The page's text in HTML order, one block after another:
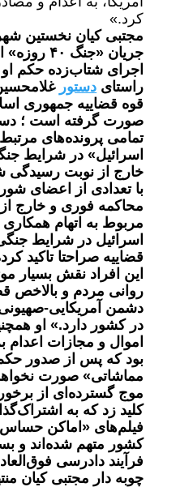
کرد.»
مجتبی کیان نخستین
جریان
اجرای شتاب‌زده حکم او
راستای دستور
صورت گرفته است ؛
تمامی پرونده‌های
اسرائیل» در شرایط
خارج از نوبت رسیدگی
با تعدادی از اعضای
محاکمه فوری و خارج
مربوط به اتهام همکاری
اسرائیل در شرایط
قضاییه صراحتا تاکید
این افراد نقش بسیار
روانی مردم و بالاخص
دشمن آمریکایی-
در کشور دارد.»او
اموال و مجازات اعدام
بود که پس از صدور
مماشاتی» صورت
موج گسترده‌ای از
کلید زد که به
فیلم‌های «اماکن
کشور متهم‌ شده‌اند و
چوبه دار مجتبی کیان